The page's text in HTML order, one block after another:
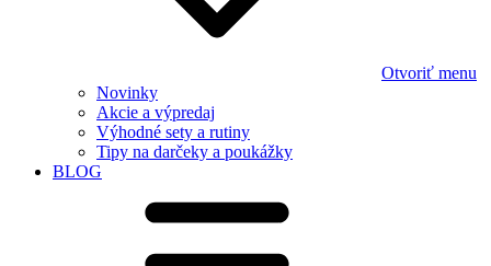
Otvoriť menu
Novinky
Akcie a výpredaj
Výhodné sety a rutiny
Tipy na darčeky a poukážky
BLOG